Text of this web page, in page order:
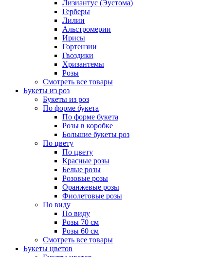
Лизиантус (Эустома)
Герберы
Лилии
Альстромерии
Ирисы
Гортензии
Гвоздики
Хризантемы
Розы
Смотреть все товары
Букеты из роз
Букеты из роз
По форме букета
По форме букета
Розы в коробке
Большие букеты роз
По цвету
По цвету
Красные розы
Белые розы
Розовые розы
Оранжевые розы
Фиолетовые розы
По виду
По виду
Розы 70 см
Розы 60 см
Смотреть все товары
Букеты цветов